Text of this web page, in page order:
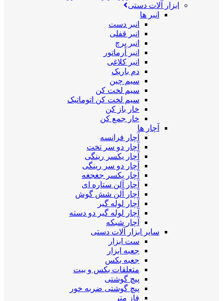
ابزار آلات دستی
انبر ها
انبر دست
انبر قفلی
انبر پرچ
انبر آرماتور
انبر کلاغی
دم باریک
سیم چین
سیم لخت کن
سیم لخت کن اتوماتیک
خار باز کن
خار جمع کن
آچار ها
آچار فرانسه
آچار دو سر تخت
آچار یکسر رینگی
آچار دو سر رینگی
آچار یکسر جغجغه
آچار آلن ستاره ای
آچار آلن شش گوش
آچار لوله گیر
آچار لوله گیر دو دسته
آچار شبکه
سایر ابزار آلات دستی
ست ابزار
جعبه ابزار
جعبه بکس
متعلقات بکس و بیت
پیچ گوشتی
پیچ گوشتی ضربه خور
فاز متر